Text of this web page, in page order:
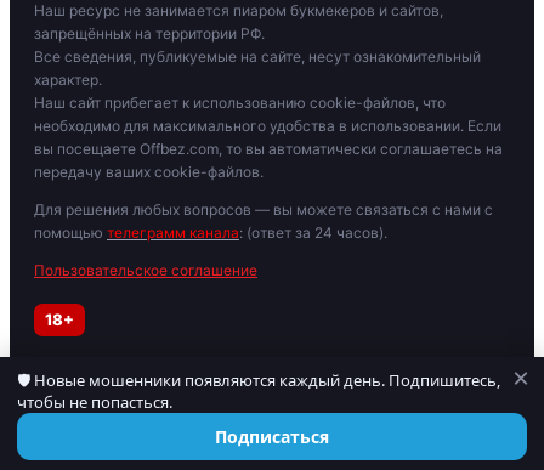
Наш ресурс не занимается пиаром букмекеров и сайтов,
запрещённых на территории РФ.
Все сведения, публикуемые на сайте, несут ознакомительный
характер.
Наш сайт прибегает к использованию cookie-файлов, что
необходимо для максимального удобства в использовании. Если
вы посещаете Offbez.com, то вы автоматически соглашаетесь на
передачу ваших cookie-файлов.
Для решения любых вопросов — вы можете связаться с нами с
помощью телеграмм канала: (ответ за 24 часов).
Пользовательское соглашение
18+
Играйте осторожно. При признаках зависимости обратитесь к
специалисту. Материалы для лиц старше 18 лет.
🛡 Новые мошенники появляются каждый день. Подпишитесь,
чтобы не попасться.
Подписаться
×